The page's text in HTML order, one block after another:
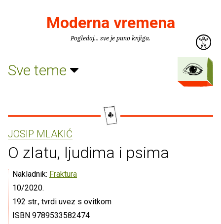
Moderna vremena
Pogledaj... sve je puno knjiga.
Sve teme
JOSIP MLAKIĆ
O zlatu, ljudima i psima
Nakladnik: Fraktura
10/2020.
192 str., tvrdi uvez s ovitkom
ISBN 9789533582474